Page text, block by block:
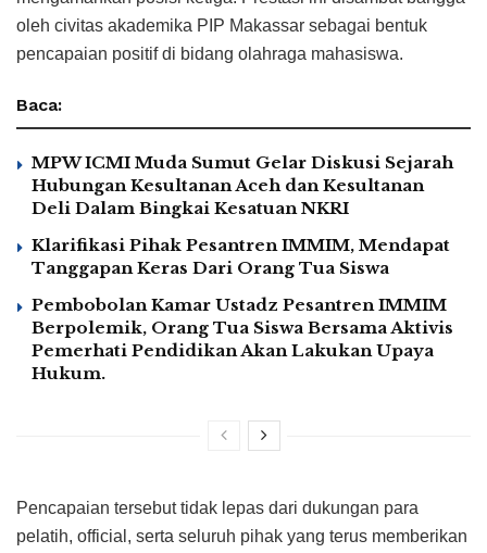
oleh civitas akademika PIP Makassar sebagai bentuk
pencapaian positif di bidang olahraga mahasiswa.
Baca:
MPW ICMI Muda Sumut Gelar Diskusi Sejarah
Hubungan Kesultanan Aceh dan Kesultanan
Deli Dalam Bingkai Kesatuan NKRI
Klarifikasi Pihak Pesantren IMMIM, Mendapat
Tanggapan Keras Dari Orang Tua Siswa
Pembobolan Kamar Ustadz Pesantren IMMIM
Berpolemik, Orang Tua Siswa Bersama Aktivis
Pemerhati Pendidikan Akan Lakukan Upaya
Hukum.
Pencapaian tersebut tidak lepas dari dukungan para
pelatih, official, serta seluruh pihak yang terus memberikan